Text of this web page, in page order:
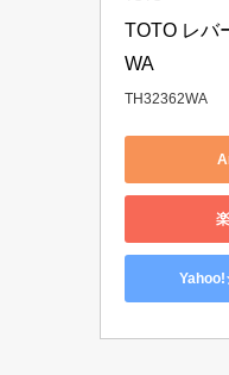
TOTO レバ
WA
TH32362WA
Yahoo!